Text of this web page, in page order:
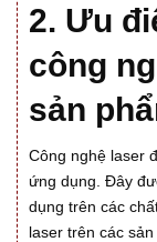
2. Ưu
công
sản
Công nghệ laser
ứng dụng. Đây
dụng trên các
laser trên các